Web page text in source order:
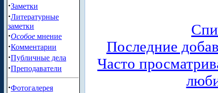
·Заметки
·Литературные
заметки
·Особое мнение
·Комментарии
·Публичные дела
·Преподаватели
·Фотогалерея
Последние
Часто